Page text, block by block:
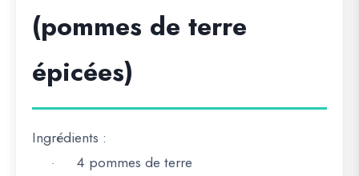
(pommes de terre
épicées)
Ingrédients :
· 4 pommes de terre